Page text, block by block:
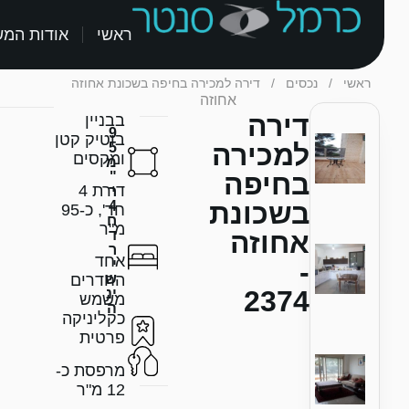
ראשי אודות
ראשי / נכסים / דירה למכירה בחיפה בשכונת אחוזה
דירה
למכירה
בחיפה
בשכונת
אחוזה
-
2374
אחוזה
9
5
מ
"
ר
4
ח
ד
ר
י
ש
ינ
ה
בבניין
בוטיק קטן
ומקסים
דירת 4
חד', כ-95
מ"ר
אחד
החדרים
משמש
כקליניקה
פרטית
מרפסת כ-
12 מ"ר